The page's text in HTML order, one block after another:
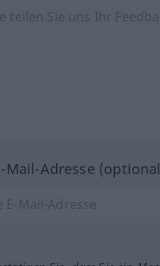
Mail-Adresse